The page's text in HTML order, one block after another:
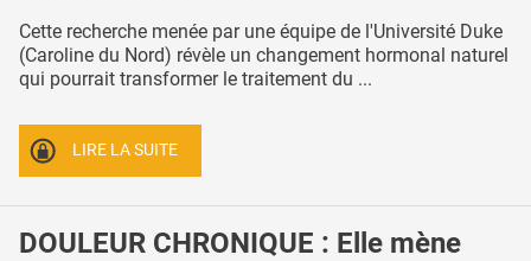
Cette recherche menée par une équipe de l'Université Duke
(Caroline du Nord) révèle un changement hormonal naturel
qui pourrait transformer le traitement du ...
LIRE LA SUITE
DOULEUR CHRONIQUE : Elle mène